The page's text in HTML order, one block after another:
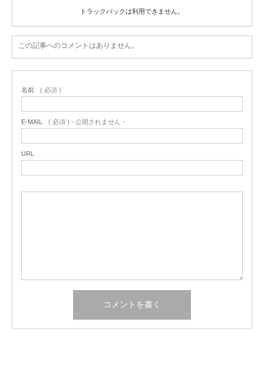
トラックバックは利用できません。
この記事へのコメントはありません。
名前 ( 必須 )
E-MAIL ( 必須 ) - 公開されません -
URL